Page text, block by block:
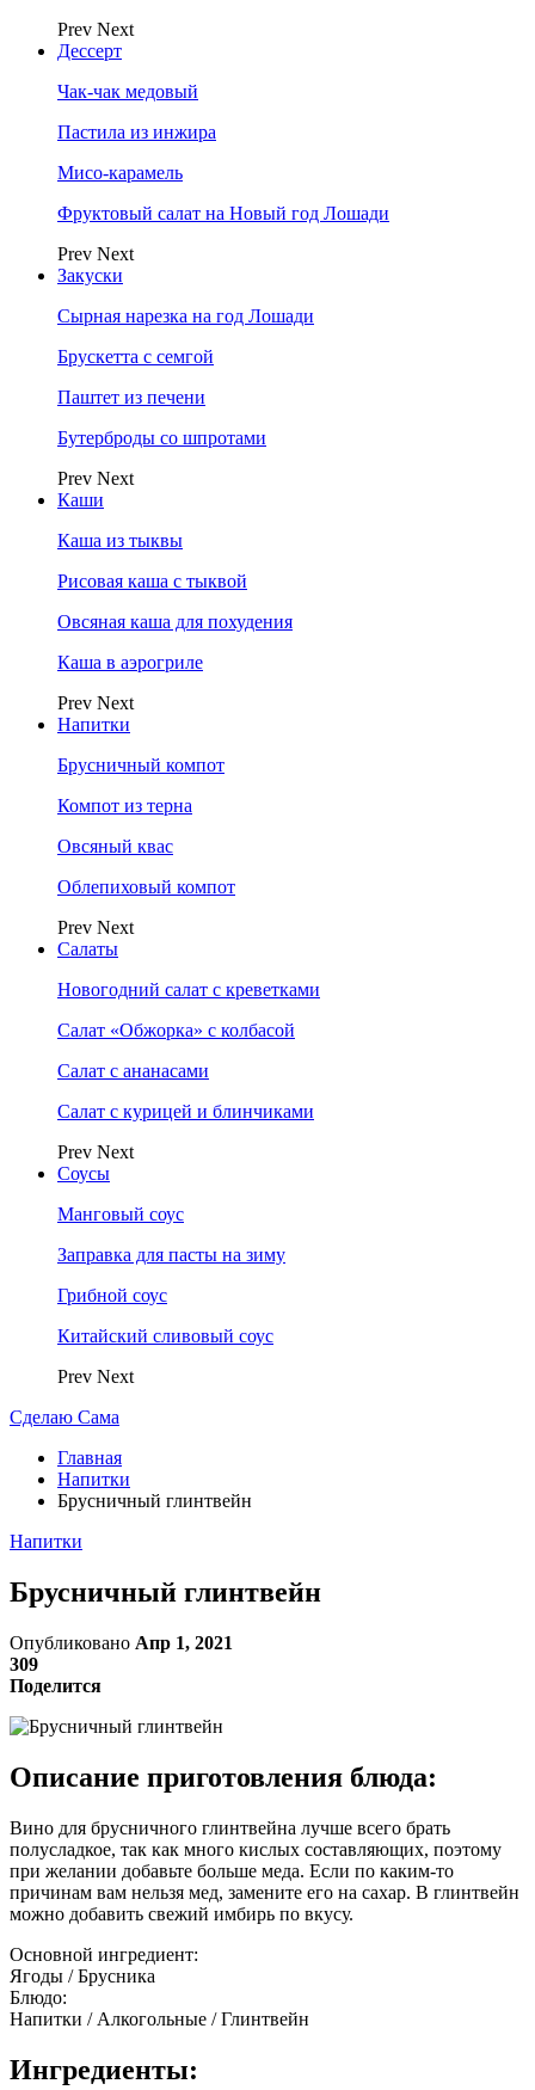
Prev Next
Дессерт
Чак-чак медовый
Пастила из инжира
Мисо-карамель
Фруктовый салат на Новый год Лошади
Prev Next
Закуски
Сырная нарезка на год Лошади
Брускетта с семгой
Паштет из печени
Бутерброды со шпротами
Prev Next
Каши
Каша из тыквы
Рисовая каша с тыквой
Овсяная каша для похудения
Каша в аэрогриле
Prev Next
Напитки
Брусничный компот
Компот из терна
Овсяный квас
Облепиховый компот
Prev Next
Салаты
Новогодний салат с креветками
Салат «Обжорка» с колбасой
Салат с ананасами
Салат с курицей и блинчиками
Prev Next
Соусы
Манговый соус
Заправка для пасты на зиму
Грибной соус
Китайский сливовый соус
Prev Next
Сделаю Сама
Главная
Напитки
Брусничный глинтвейн
Напитки
Брусничный глинтвейн
Опубликовано Апр 1, 2021
309
Поделится
Описание приготовления блюда:
Вино для брусничного глинтвейна лучше всего брать
полусладкое, так как много кислых составляющих, поэтому
при желании добавьте больше меда. Если по каким-то
причинам вам нельзя мед, замените его на сахар. В глинтвейн
можно добавить свежий имбирь по вкусу.
Основной ингредиент:
Ягоды / Брусника
Блюдо:
Напитки / Алкогольные / Глинтвейн
Ингредиенты: